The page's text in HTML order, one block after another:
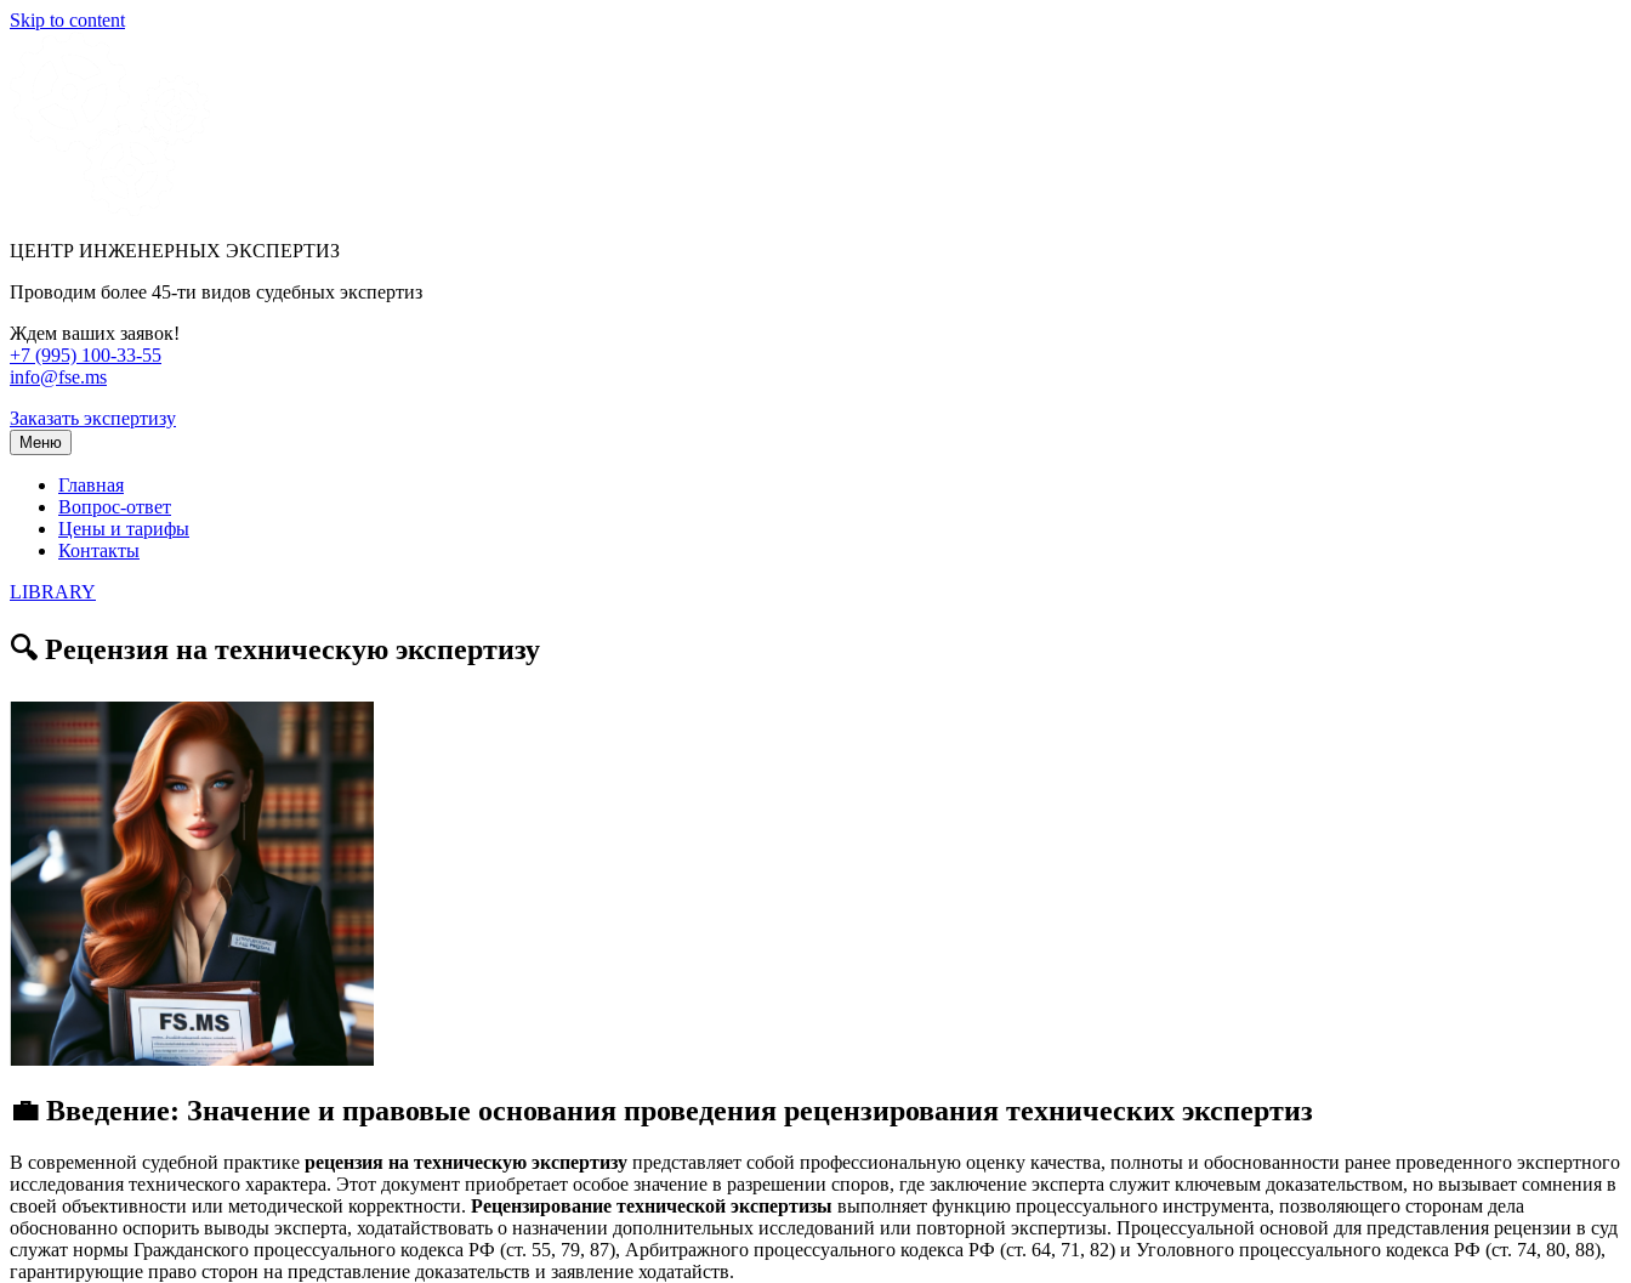
Skip to content
ЦЕНТР ИНЖЕНЕРНЫХ ЭКСПЕРТИЗ
Проводим более 45-ти видов судебных экспертиз
Ждем ваших заявок!
+7 (995) 100-33-55
info@fse.ms
Заказать экспертизу
Меню
Главная
Вопрос-ответ
Цены и тарифы
Контакты
LIBRARY
🔍 Рецензия на техническую экспертизу
💼 Введение: Значение и правовые основания проведения рецензирования технических экспертиз
В современной судебной практике рецензия на техническую экспертизу представляет собой профессиональную оценку качества, полноты и обоснованности ранее проведенного экспертного
исследования технического характера. Этот документ приобретает особое значение в разрешении споров, где заключение эксперта служит ключевым доказательством, но вызывает сомнения в
своей объективности или методической корректности. Рецензирование технической экспертизы выполняет функцию процессуального инструмента, позволяющего сторонам дела
обоснованно оспорить выводы эксперта, ходатайствовать о назначении дополнительных исследований или повторной экспертизы. Процессуальной основой для представления рецензии в суд
служат нормы Гражданского процессуального кодекса РФ (ст. 55, 79, 87), Арбитражного процессуального кодекса РФ (ст. 64, 71, 82) и Уголовного процессуального кодекса РФ (ст. 74, 80, 88),
гарантирующие право сторон на представление доказательств и заявление ходатайств.